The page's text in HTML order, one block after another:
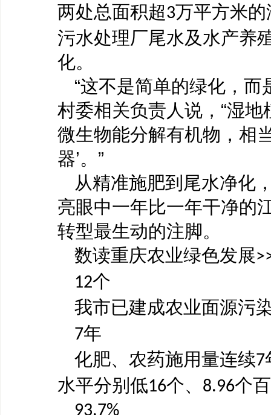
两处总面积超3万平方米
污水处理厂尾水及水产养
化。
“这不是简单的绿化，而
村委相关负责人说，“湿
微生物能分解有机物，相
器’。”
从精准施肥到尾水净化
亮眼中一年比一年干净的
转型最生动的注脚。
数读重庆农业绿色发展
12个
我市已建成农业面源污
7年
化肥、农药施用量连续7
水平分别低16个、 8.96个
93.7%